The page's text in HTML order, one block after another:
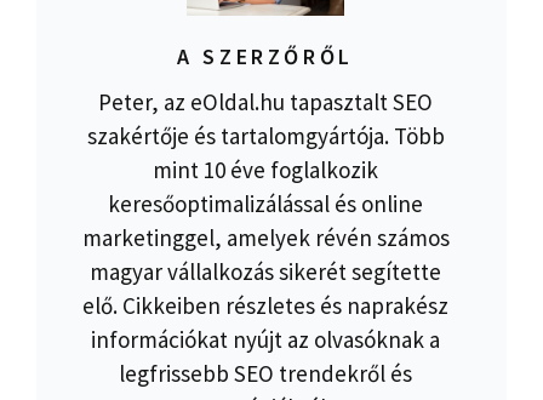
A SZERZŐRŐL
Peter, az eOldal.hu tapasztalt SEO
szakértője és tartalomgyártója. Több
mint 10 éve foglalkozik
keresőoptimalizálással és online
marketinggel, amelyek révén számos
magyar vállalkozás sikerét segítette
elő. Cikkeiben részletes és naprakész
információkat nyújt az olvasóknak a
legfrissebb SEO trendekről és